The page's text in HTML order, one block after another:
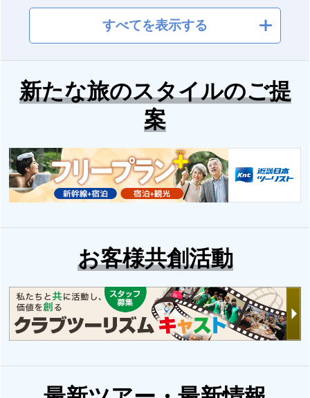
カナダ特集
カナダのオーロラ観
賞特集
プリンス・エドワー
アラスカのオーロラ
観賞特集
アラスカクルーズ特
集
すべてを表示する
新たな旅のスタイルのご提
案
お客様共創活動